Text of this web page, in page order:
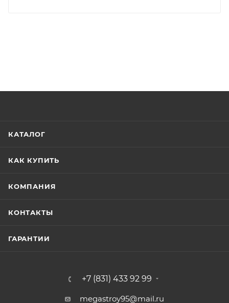
КАТАЛОГ
КАК КУПИТЬ
КОМПАНИЯ
КОНТАКТЫ
ГАРАНТИИ
+7 (831) 433 92 99
megastroy95@mail.ru